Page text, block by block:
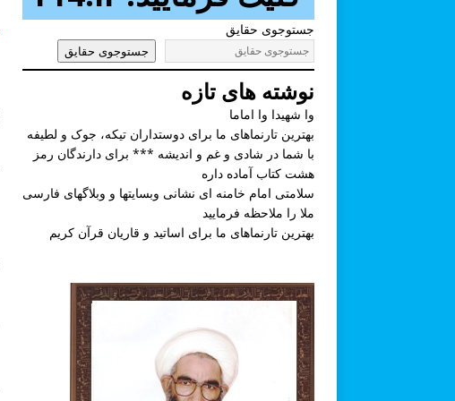
جستوجوی حقایق
جستوجوی حقایق
نوشته های تازه
وا شهیدا وا اماما
بهترین تارنماهای ما برای دوستداران تیکه، جوک و لطیفه
با شما در شادی و غم و اندیشه *** برای دارندگان رمز
هشت کتاب آماده داره
سلامتی امام خامنه ای نشانی وبسایتها و وبلاگهای فارسی
ملا را ملاحظه فرمایید
بهترین تارنماهای ما برای اساتید و قاریان قرآن کریم